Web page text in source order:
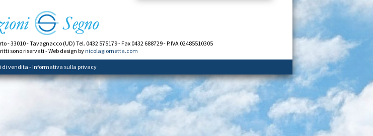
- 33010 - Tavagnacco (UD) Tel. 0432 575179 - Fax 0432 688729 - P.IVA 02485510305
sono riservati - Web design by nicolagiornetta.com
di vendita - Informativa sulla privacy